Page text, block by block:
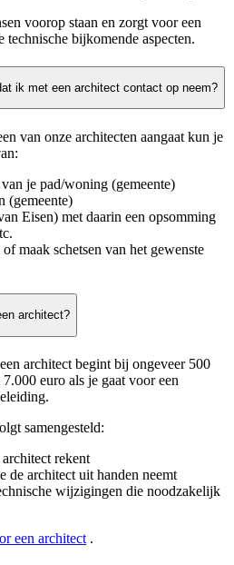
voorop staan en zorgt voor een
bijkomende aspecten.
ik met een architect contact op neem?
van onze architecten aangaat kun je
je pad/woning (gemeente)
(gemeente)
Eisen) met daarin een opsomming
maak schetsen van het gewenste
architect?
architect begint bij ongeveer 500
euro als je gaat voor een
samengesteld:
rekent
de architect uit handen neemt
wijzigingen die noodzakelijk
een architect .